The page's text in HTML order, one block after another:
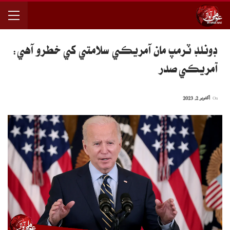
ڊونلڊ ٽرمپ مان آمريڪي سلامتي کي خطرو آهي:
آمريڪي صدر
اکتوبر 2, 2023